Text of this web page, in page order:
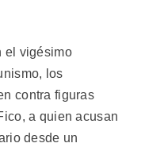
el vigésimo
los
contra figuras
a quien acusan
desde un